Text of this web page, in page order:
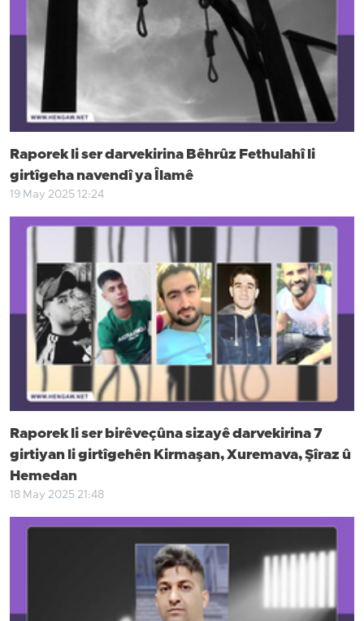
Raporek li ser darvekirina Bêhrûz Fethulahî li
girtîgeha navendî ya Îlamê
19 May 2025 12:24
Raporek li ser birêveçûna sizayê darvekirina 7
girtiyan li girtîgehên Kirmaşan, Xuremava, Şîraz û
Hemedan
18 May 2025 21:48